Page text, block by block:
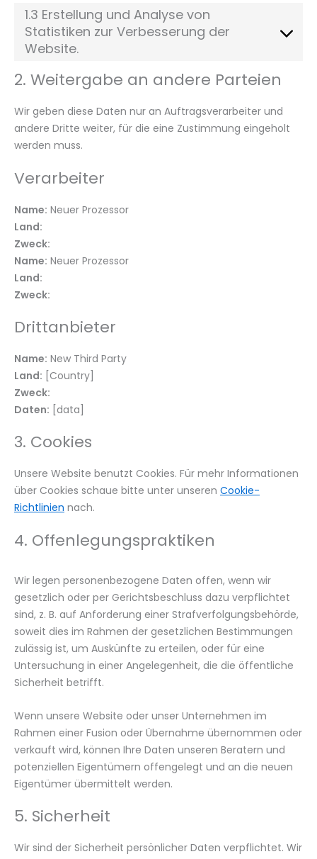
1.3 Erstellung und Analyse von
Statistiken zur Verbesserung der
Website.
2. Weitergabe an andere Parteien
Wir geben diese Daten nur an Auftragsverarbeiter und
andere Dritte weiter, für die eine Zustimmung eingeholt
werden muss.
Verarbeiter
Name: Neuer Prozessor
Land:
Zweck:
Name: Neuer Prozessor
Land:
Zweck:
Drittanbieter
Name: New Third Party
Land: [Country]
Zweck:
Daten: [data]
3. Cookies
Unsere Website benutzt Cookies. Für mehr Informationen
über Cookies schaue bitte unter unseren Cookie-
Richtlinien nach.
4. Offenlegungspraktiken
Wir legen personenbezogene Daten offen, wenn wir
gesetzlich oder per Gerichtsbeschluss dazu verpflichtet
sind, z. B. auf Anforderung einer Strafverfolgungsbehörde,
soweit dies im Rahmen der gesetzlichen Bestimmungen
zulässig ist, um Auskünfte zu erteilen, oder für eine
Untersuchung in einer Angelegenheit, die die öffentliche
Sicherheit betrifft.
Wenn unsere Website oder unser Unternehmen im
Rahmen einer Fusion oder Übernahme übernommen oder
verkauft wird, können Ihre Daten unseren Beratern und
potenziellen Eigentümern offengelegt und an die neuen
Eigentümer übermittelt werden.
5. Sicherheit
Wir sind der Sicherheit persönlicher Daten verpflichtet. Wir